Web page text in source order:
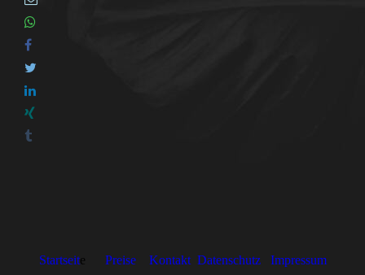
Startseite Preise Kontakt Datenschutz Impressum